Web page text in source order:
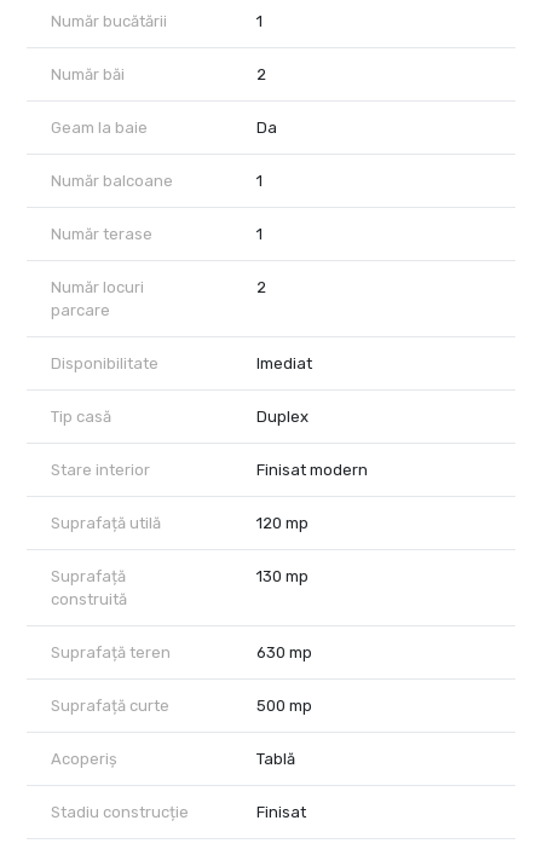
Număr bucătării 1
Număr băi 2
Geam la baie Da
Număr balcoane 1
Număr terase 1
Număr locuri
parcare
2
Disponibilitate Imediat
Tip casă Duplex
Stare interior Finisat modern
Suprafață utilă 120 mp
Suprafață
construită
130 mp
Suprafață teren 630 mp
Suprafață curte 500 mp
Acoperiș Tablă
Stadiu construcție Finisat